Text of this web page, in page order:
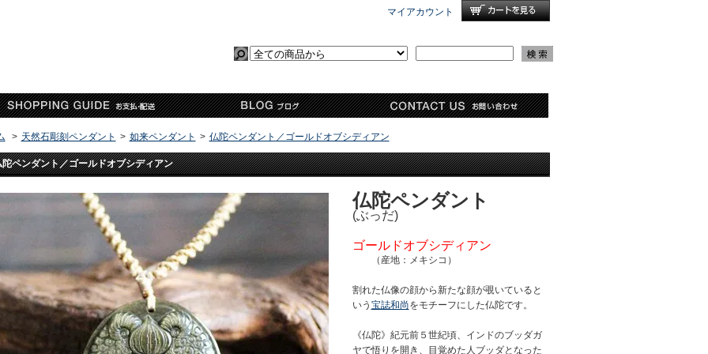
マイアカウント
> 天然石彫刻ペンダント > 如来ペンダント > 仏陀ペンダント／ゴールドオブシディアン
陀ペンダント／ゴールドオブシディアン
仏陀ペンダント
(ぶっだ)
ゴールドオブシディアン
（産地：メキシコ）
割れた仏像の顔から新たな顔が覗いていると
いう 宝誌和尚をモチーフにした仏陀です。
《仏陀》紀元前５世紀頃、インドのブッダガ
ヤで悟りを開き、目覚めた人ブッダとなった